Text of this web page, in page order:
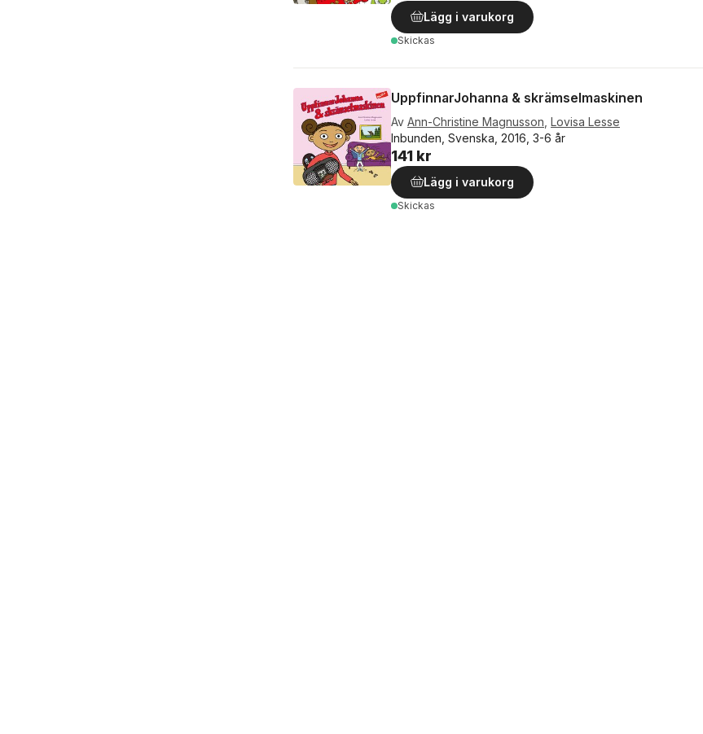
Lägg i varukorg
Skickas
UppfinnarJohanna & skrämselmaskinen
Av Ann-Christine Magnusson Lovisa Lesse
Inbunden, Svenska, 2016, 3-6 år
141 kr
Lägg i varukorg
Skickas